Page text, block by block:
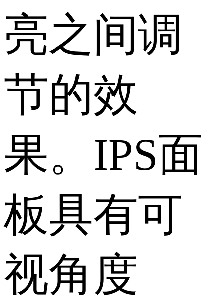
亮之间调
节的效
果。IPS面
板具有可
视角度